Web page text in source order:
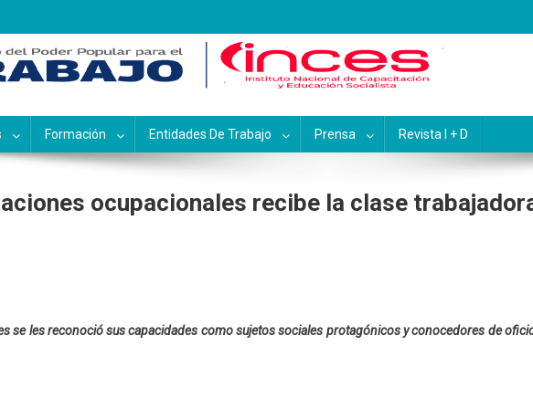
de Capacitación y Educación
Formación Entidades De Trabajo Prensa Revista I + D
ocupacionales recibe la clase
se les reconoció sus capacidades como sujetos sociales protagónicos y conocedores de